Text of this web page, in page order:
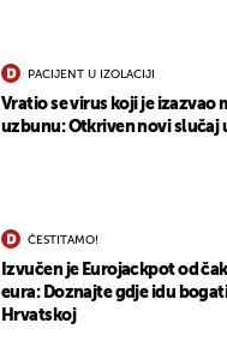
PACIJENT U IZOLACIJI
Vratio se virus koji je izazvao
uzbunu: Otkriven novi slučaj
ČESTITAMO!
Izvučen je Eurojackpot od
eura: Doznajte gdje idu
Hrvatskoj